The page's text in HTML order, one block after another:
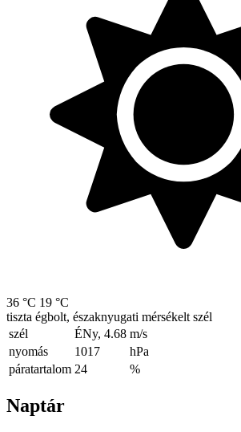
36 °C 19 °C
tiszta égbolt, északnyugati mérsékelt szél
szél
ÉNy, 4.68 m/s
nyomás
1017
hPa
páratartalom 24 %
Naptár